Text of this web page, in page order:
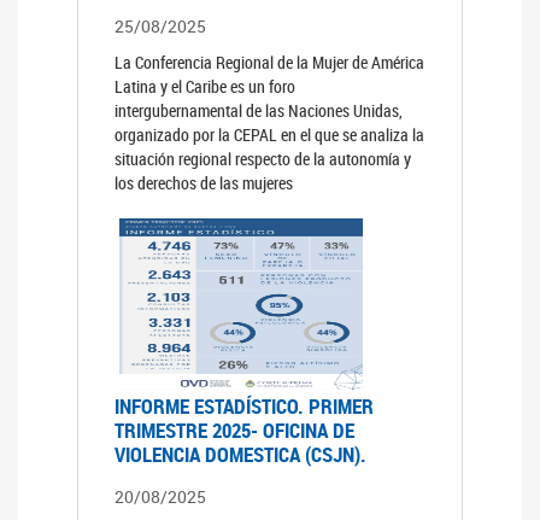
25/08/2025
La Conferencia Regional de la Mujer de América
Latina y el Caribe es un foro
intergubernamental de las Naciones Unidas,
organizado por la CEPAL en el que se analiza la
situación regional respecto de la autonomía y
los derechos de las mujeres
INFORME ESTADÍSTICO. PRIMER
TRIMESTRE 2025- OFICINA DE
VIOLENCIA DOMESTICA (CSJN).
20/08/2025